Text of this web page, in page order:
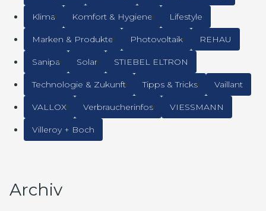
Klima Komfort & Hygiene Lifestyle
Marken & Produkte Photovoltaik REHAU
Sanipa Solar STIEBEL ELTRON
Technologie & Zukunft Tipps & Tricks Vaillant
VALLOX Verbraucherinfos VIESSMANN
Villeroy + Boch
Archiv